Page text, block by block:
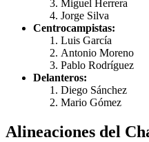
Miguel Herrera
Jorge Silva
Centrocampistas:
Luis García
Antonio Moreno
Pablo Rodríguez
Delanteros:
Diego Sánchez
Mario Gómez
Alineaciones del